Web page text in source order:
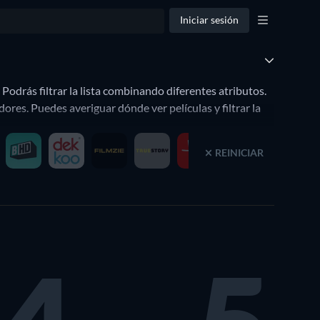
Iniciar sesión
Podrás filtrar la lista combinando diferentes atributos.
Puedes averiguar dónde ver películas y filtrar la
REINICIAR